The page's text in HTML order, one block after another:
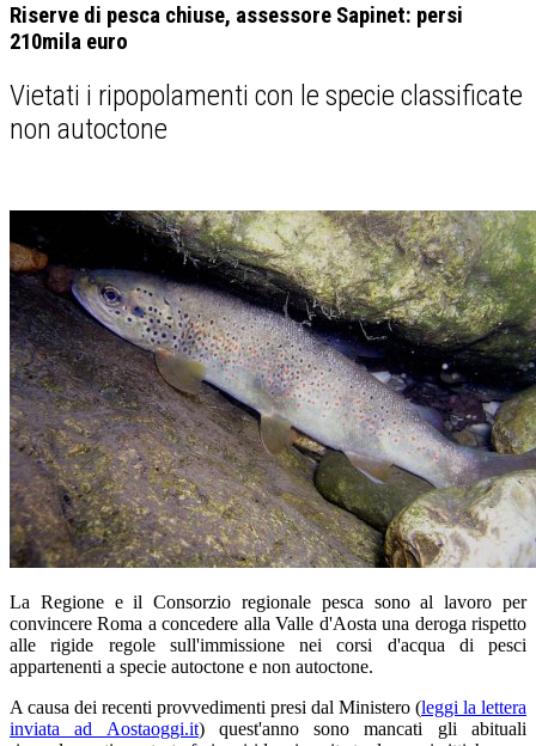
Riserve di pesca chiuse, assessore Sapinet: persi
210mila euro
Vietati i ripopolamenti con le specie classificate
non autoctone
La Regione e il Consorzio regionale pesca sono al lavoro per
convincere Roma a concedere alla Valle d'Aosta una deroga rispetto
alle rigide regole sull'immissione nei corsi d'acqua di pesci
appartenenti a specie autoctone e non autoctone.
A causa dei recenti provvedimenti presi dal Ministero (leggi la lettera
inviata ad Aostaoggi.it) quest'anno sono mancati gli abituali